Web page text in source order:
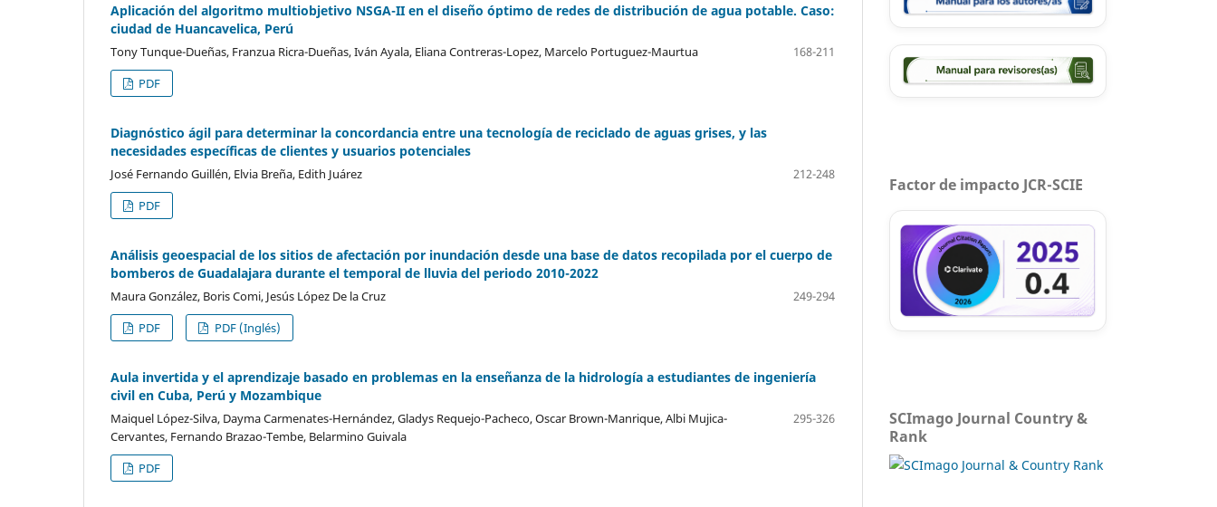
Aplicación del algoritmo multiobjetivo NSGA-II en el diseño óptimo de redes de distribución de agua potable. Caso:
ciudad de Huancavelica, Perú
Tony Tunque-Dueñas, Franzua Ricra-Dueñas, Iván Ayala, Eliana Contreras-Lopez, Marcelo Portuguez-Maurtua
168-211
PDF
Diagnóstico ágil para determinar la concordancia entre una tecnología de reciclado de aguas grises, y las
necesidades específicas de clientes y usuarios potenciales
José Fernando Guillén, Elvia Breña, Edith Juárez
212-248
PDF
Análisis geoespacial de los sitios de afectación por inundación desde una base de datos recopilada por el cuerpo de
bomberos de Guadalajara durante el temporal de lluvia del periodo 2010-2022
Maura González, Boris Comi, Jesús López De la Cruz
249-294
PDF
PDF (Inglés)
Aula invertida y el aprendizaje basado en problemas en la enseñanza de la hidrología a estudiantes de ingeniería
civil en Cuba, Perú y Mozambique
Maiquel López-Silva, Dayma Carmenates-Hernández, Gladys Requejo-Pacheco, Oscar Brown-Manrique, Albi Mujica-
Cervantes, Fernando Brazao-Tembe, Belarmino Guivala
295-326
PDF
Factor de impacto JCR-SCIE
SCImago Journal Country &
Rank